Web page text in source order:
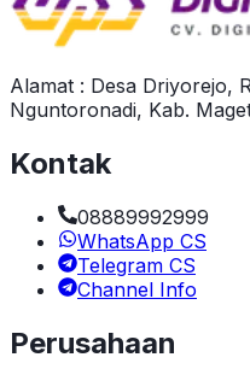
Alamat : Desa Driyorejo,
Nguntoronadi, Kab.
Kontak
08889992999
WhatsApp CS
Telegram CS
Channel Info
Perusahaan